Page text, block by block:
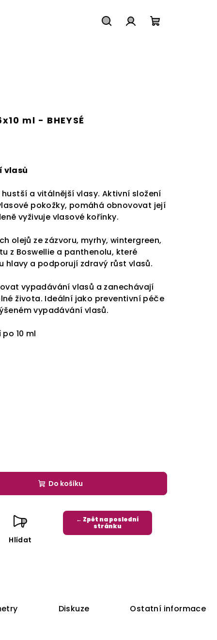
ml - BHEYSÉ
vlasů
a vitálnější vlasy. Aktivní složení
pokožky, pomáhá obnovovat její
vyživuje vlasové kořínky.
olejů ze zázvoru, myrhy, wintergreen,
z Boswellie a panthenolu, které
hlavy a podporují zdravý růst vlasů.
vypadávání vlasů a zanechávají
života. Ideální jako preventivní péče
vypadávání vlasů.
10 ml
Do košíku
Hlídat
← Zpět na poslední
stránku
Diskuze Ostatní informace